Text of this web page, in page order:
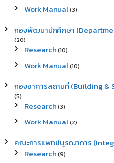
Work Manual(3)
กองพัฒนานักศึกษา
(20)
Research (10)
Work Manual(10)
กองอาคารสถานที่ (Building
(5)
Research (3)
Work Manual(2)
คณะการแพทย์บูรณาการ
Research (9)